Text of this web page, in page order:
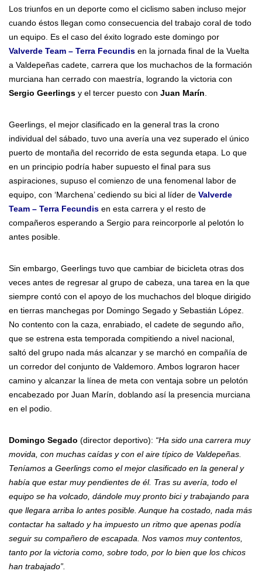
Los triunfos en un deporte como el ciclismo saben incluso mejor
cuando éstos llegan como consecuencia del trabajo coral de todo
un equipo. Es el caso del éxito logrado este domingo por
Valverde Team – Terra Fecundis en la jornada final de la Vuelta
a Valdepeñas cadete, carrera que los muchachos de la formación
murciana han cerrado con maestría, logrando la victoria con
Sergio Geerlings y el tercer puesto con Juan Marín
Geerlings, el mejor clasificado en la general tras la crono
individual del sábado, tuvo una avería una vez superado el único
puerto de montaña del recorrido de esta segunda etapa. Lo que
en un principio podría haber supuesto el final para sus
aspiraciones, supuso el comienzo de una fenomenal labor de
equipo, con ‘Marchena’ cediendo su bici al líder de Valverde
Team – Terra Fecundis en esta carrera y el resto de
compañeros esperando a Sergio para reincorporle al pelotón lo
antes posible.
Sin embargo, Geerlings tuvo que cambiar de bicicleta otras dos
veces antes de regresar al grupo de cabeza, una tarea en la que
siempre contó con el apoyo de los muchachos del bloque dirigido
en tierras manchegas por Domingo Segado y Sebastián López.
No contento con la caza, enrabiado, el cadete de segundo año,
que se estrena esta temporada compitiendo a nivel nacional,
saltó del grupo nada más alcanzar y se marchó en compañía de
un corredor del conjunto de Valdemoro. Ambos lograron hacer
camino y alcanzar la línea de meta con ventaja sobre un pelotón
encabezado por Juan Marín, doblando así la presencia murciana
en el podio.
Domingo Segado (director deportivo): “Ha sido una carrera muy
movida, con muchas caídas y con el aire típico de Valdepeñas.
Teníamos a Geerlings como el mejor clasificado en la general y
había que estar muy pendientes de él. Tras su avería, todo el
equipo se ha volcado, dándole muy pronto bici y trabajando para
que llegara arriba lo antes posible. Aunque ha costado, nada más
contactar ha saltado y ha impuesto un ritmo que apenas podía
seguir su compañero de escapada. Nos vamos muy contentos,
tanto por la victoria como, sobre todo, por lo bien que los chicos
han trabajado”.